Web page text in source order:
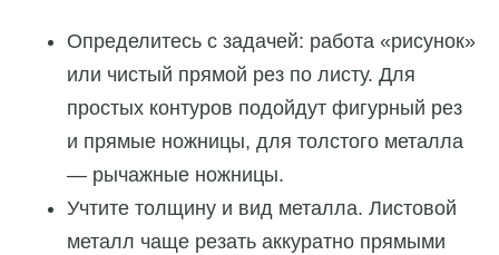
Определитесь с задачей: работа «рисунок»
или чистый прямой рез по листу. Для
простых контуров подойдут фигурный рез
и прямые ножницы, для толстого металла
— рычажные ножницы.
Учтите толщину и вид металла. Листовой
металл чаще резать аккуратно прямыми